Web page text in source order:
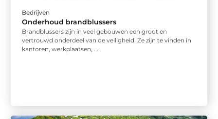
Bedrijven
Onderhoud brandblussers
Brandblussers zijn in veel gebouwen een groot en
vertrouwd onderdeel van de veiligheid. Ze zijn te vinden in
kantoren, werkplaatsen, ...